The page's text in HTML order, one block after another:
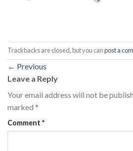
Trackbacks are closed, but you canpost a
← Previous
Leave a Reply
Your email address will not be
marked *
Comment *